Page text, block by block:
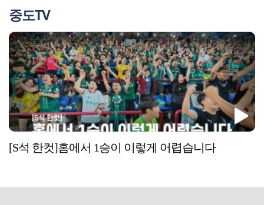
중도TV
[S석 한컷]홈에서 1승이 이렇게 어렵습니다